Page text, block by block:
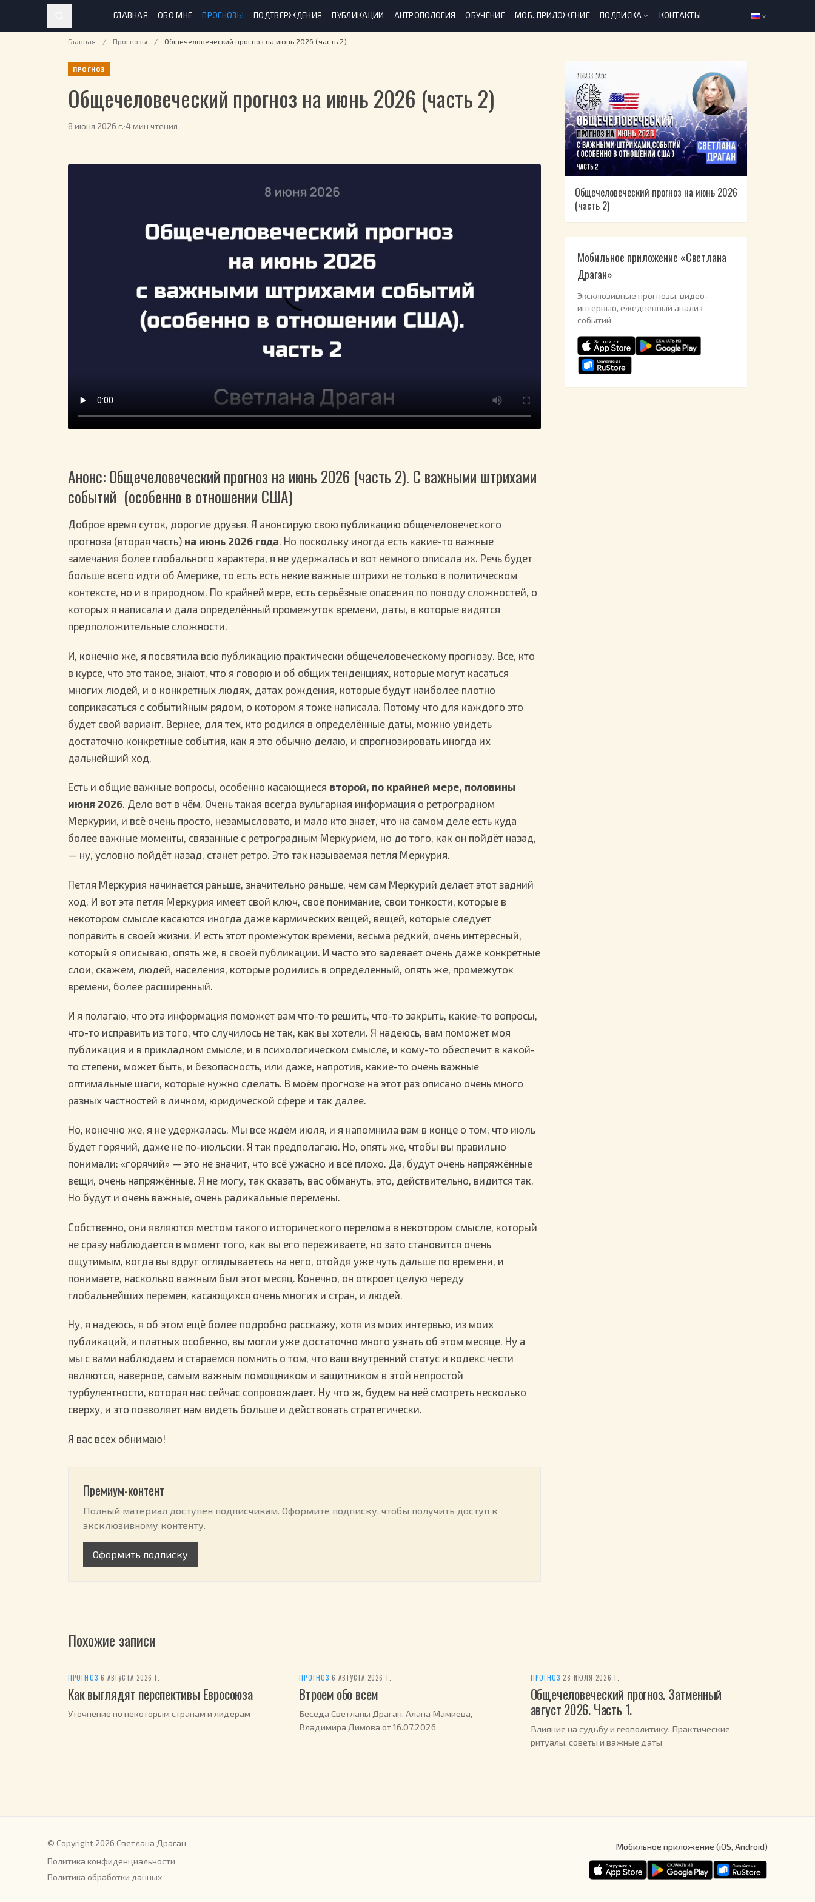
ГЛАВНАЯ ОБО МНЕ ПРОГНОЗЫ ПОДТВЕРЖДЕНИЯ ПУБЛИКАЦИИ АНТРОПОЛОГИЯ ОБУЧЕНИЕ МОБ. ПРИЛОЖЕНИЕ ПОДПИСКА КОНТАКТЫ
Главная / Прогнозы / Общечеловеческий прогноз на июнь 2026 (часть 2)
ПРОГНОЗ
Общечеловеческий прогноз на июнь 2026 (часть 2)
8 июня 2026 г.·4 мин чтения
Анонс: Общечеловеческий прогноз на июнь 2026 (часть 2). C важными штрихами
событий (особенно в отношении США)
Доброе время суток, дорогие друзья. Я анонсирую свою публикацию общечеловеческого
прогноза (вторая часть) на июнь 2026 года. Но поскольку иногда есть какие-то важные
замечания более глобального характера, я не удержалась и вот немного описала их. Речь будет
больше всего идти об Америке, то есть есть некие важные штрихи не только в политическом
контексте, но и в природном. По крайней мере, есть серьёзные опасения по поводу сложностей, о
которых я написала и дала определённый промежуток времени, даты, в которые видятся
предположительные сложности.
И, конечно же, я посвятила всю публикацию практически общечеловеческому прогнозу. Все, кто
в курсе, что это такое, знают, что я говорю и об общих тенденциях, которые могут касаться
многих людей, и о конкретных людях, датах рождения, которые будут наиболее плотно
соприкасаться с событийным рядом, о котором я тоже написала. Потому что для каждого это
будет свой вариант. Вернее, для тех, кто родился в определённые даты, можно увидеть
достаточно конкретные события, как я это обычно делаю, и спрогнозировать иногда их
дальнейший ход.
Есть и общие важные вопросы, особенно касающиеся второй, по крайней мере, половины
июня 2026. Дело вот в чём. Очень такая всегда вульгарная информация о ретроградном
Меркурии, и всё очень просто, незамысловато, и мало кто знает, что на самом деле есть куда
более важные моменты, связанные с ретроградным Меркурием, но до того, как он пойдёт назад,
— ну, условно пойдёт назад, станет ретро. Это так называемая петля Меркурия.
Петля Меркурия начинается раньше, значительно раньше, чем сам Меркурий делает этот задний
ход. И вот эта петля Меркурия имеет свой ключ, своё понимание, свои тонкости, которые в
некотором смысле касаются иногда даже кармических вещей, вещей, которые следует
поправить в своей жизни. И есть этот промежуток времени, весьма редкий, очень интересный,
который я описываю, опять же, в своей публикации. И часто это задевает очень даже конкретные
слои, скажем, людей, населения, которые родились в определённый, опять же, промежуток
времени, более расширенный.
И я полагаю, что эта информация поможет вам что-то решить, что-то закрыть, какие-то вопросы,
что-то исправить из того, что случилось не так, как вы хотели. Я надеюсь, вам поможет моя
публикация и в прикладном смысле, и в психологическом смысле, и кому-то обеспечит в какой-
то степени, может быть, и безопасность, или даже, напротив, какие-то очень важные
оптимальные шаги, которые нужно сделать. В моём прогнозе на этот раз описано очень много
разных частностей в личном, юридической сфере и так далее.
Но, конечно же, я не удержалась. Мы все ждём июля, и я напомнила вам в конце о том, что июль
будет горячий, даже не по-июльски. Я так предполагаю. Но, опять же, чтобы вы правильно
понимали: «горячий» — это не значит, что всё ужасно и всё плохо. Да, будут очень напряжённые
вещи, очень напряжённые. Я не могу, так сказать, вас обмануть, это, действительно, видится так.
Но будут и очень важные, очень радикальные перемены.
Собственно, они являются местом такого исторического перелома в некотором смысле, который
не сразу наблюдается в момент того, как вы его переживаете, но зато становится очень
ощутимым, когда вы вдруг оглядываетесь на него, отойдя уже чуть дальше по времени, и
понимаете, насколько важным был этот месяц. Конечно, он откроет целую череду
глобальнейших перемен, касающихся очень многих и стран, и людей.
Ну, я надеюсь, я об этом ещё более подробно расскажу, хотя из моих интервью, из моих
публикаций, и платных особенно, вы могли уже достаточно много узнать об этом месяце. Ну а
мы с вами наблюдаем и стараемся помнить о том, что ваш внутренний статус и кодекс чести
являются, наверное, самым важным помощником и защитником в этой непростой
турбулентности, которая нас сейчас сопровождает. Ну что ж, будем на неё смотреть несколько
сверху, и это позволяет нам видеть больше и действовать стратегически.
Я вас всех обнимаю!
Премиум-контент
Полный материал доступен подписчикам. Оформите подписку, чтобы получить доступ к
эксклюзивному контенту.
Оформить подписку
Общечеловеческий прогноз на июнь 2026
(часть 2)
Мобильное приложение «Светлана
Драган»
Эксклюзивные прогнозы, видео-
интервью, ежедневный анализ
событий
Похожие записи
ПРОГНОЗ 6 АВГУСТА 2026 Г.
Как выглядят перспективы Евросоюза
Уточнение по некоторым странам и лидерам
ПРОГНОЗ ·6 АВГУСТА 2026 Г.
Втроем обо всем
Беседа Светланы Драган, Алана Мамиева,
Владимира Димова от 16.07.2026
ПРОГНОЗ 28 ИЮЛЯ 2026 Г.
Общечеловеческий прогноз. Затменный
август 2026. Часть 1.
Влияние на судьбу и геополитику. Практические
ритуалы, советы и важные даты
© Copyright 2026 Светлана Драган
Политика конфиденциальности
Политика обработки данных
Мобильное приложение (iOS, Android)